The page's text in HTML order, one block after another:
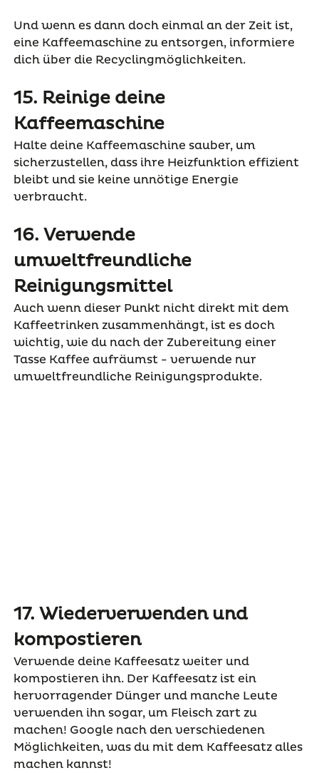
Und wenn es dann doch einmal an der Zeit ist,
eine Kaffeemaschine zu entsorgen, informiere
dich über die Recyclingmöglichkeiten.
15. Reinige deine
Kaffeemaschine
Halte deine Kaffeemaschine sauber, um
sicherzustellen, dass ihre Heizfunktion effizient
bleibt und sie keine unnötige Energie
verbraucht.
16. Verwende
umweltfreundliche
Reinigungsmittel
Auch wenn dieser Punkt nicht direkt mit dem
Kaffeetrinken zusammenhängt, ist es doch
wichtig, wie du nach der Zubereitung einer
Tasse Kaffee aufräumst - verwende nur
umweltfreundliche Reinigungsprodukte.
17. Wiederverwenden und
kompostieren
Verwende deine Kaffeesatz weiter und
kompostieren ihn. Der Kaffeesatz ist ein
hervorragender Dünger und manche Leute
verwenden ihn sogar, um Fleisch zart zu
machen! Google nach den verschiedenen
Möglichkeiten, was du mit dem Kaffeesatz alles
machen kannst!